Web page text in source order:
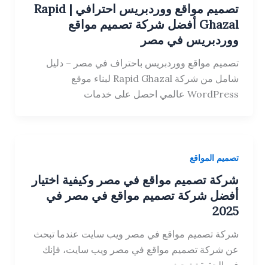
تصميم مواقع ووردبريس احترافي | Rapid
Ghazal أفضل شركة تصميم مواقع
ووردبريس في مصر
تصميم مواقع ووردبريس باحتراف في مصر – دليل
شامل من شركة Rapid Ghazal لبناء موقع
WordPress عالمي احصل على خدمات
تصميم المواقع
شركة تصميم مواقع في مصر وكيفية اختيار
أفضل شركة تصميم مواقع في مصر في
2025
شركة تصميم مواقع في مصر ويب سايت عندما تبحث
عن شركة تصميم مواقع في مصر ويب سايت، فإنك